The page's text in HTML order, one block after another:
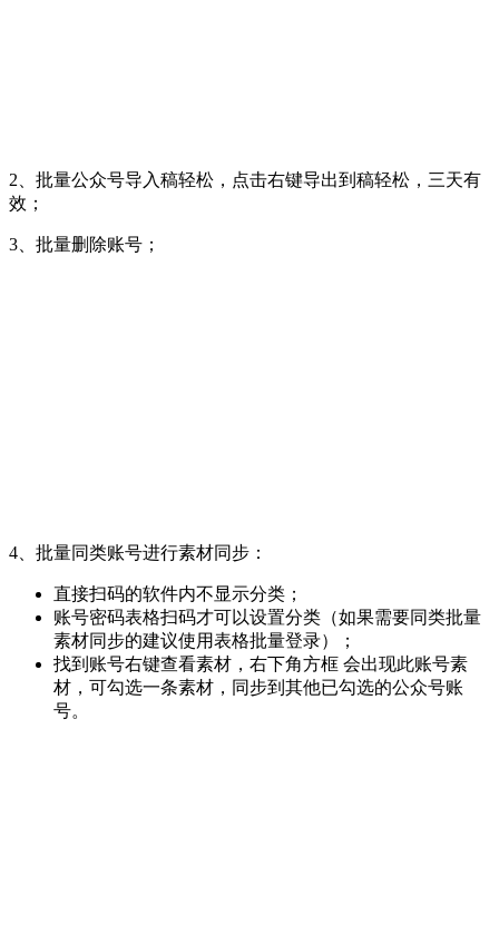
2、批量公众号导入稿轻松，点击右键导出到稿轻松，三天有
效；
3、批量删除账号；
4、批量同类账号进行素材同步：
直接扫码的软件内不显示分类；
账号密码表格扫码才可以设置分类（如果需要同类批量
素材同步的建议使用表格批量登录）；
找到账号右键查看素材，右下角方框 会出现此账号素
材，可勾选一条素材，同步到其他已勾选的公众号账
号。